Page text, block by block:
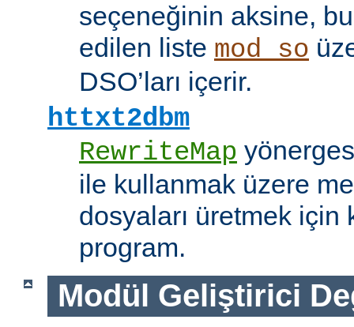
seçeneğinin aksine,
edilen liste mod_so
DSO’ları içerir.
httxt2dbm
RewriteMap
ile kullanmak üzere
dosyaları üretmek için
program.
Modül Geliştirici